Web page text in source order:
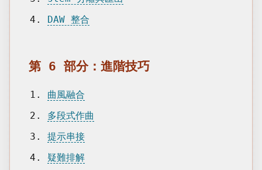
DAW 整合
第 6 部分：進階技巧
曲風融合
多段式作曲
提示串接
疑難排解